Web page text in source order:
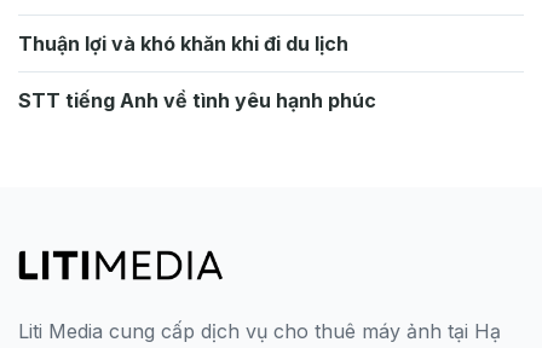
Thuận lợi và khó khăn khi đi du lịch
STT tiếng Anh về tình yêu hạnh phúc
Liti Media cung cấp dịch vụ cho thuê máy ảnh tại Hạ